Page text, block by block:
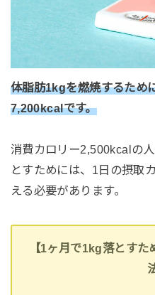
体脂肪1kgを燃焼するため
7,200kcalです。
消費カロリー2,500kcalの
とすためには、1日の摂取
える必要があります。
【1ヶ月で1kg落とす